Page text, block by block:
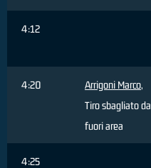
4:12
4:20 Arrigoni Marco,
Tiro sbagliato da
fuori area
4:25